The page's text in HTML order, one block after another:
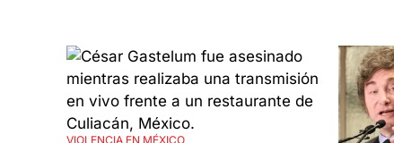
VIOLENCIA EN MÉXICO